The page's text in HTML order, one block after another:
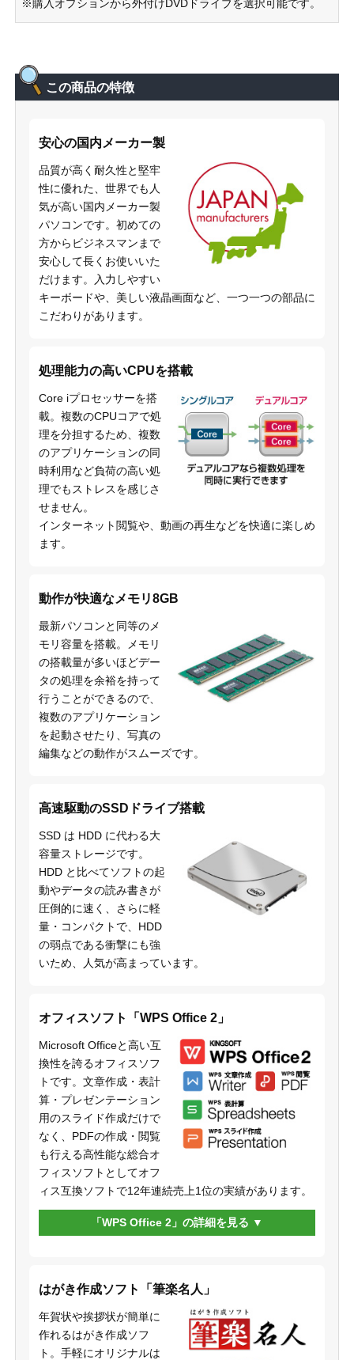
※購入オプションから外付けDVDドライブを選択可能です。
この商品の特徴
安心の国内メーカー製
品質が高く耐久性と堅牢
性に優れた、世界でも人
気が高い国内メーカー製
パソコンです。初めての
方からビジネスマンまで
安心して長くお使いいた
だけます。入力しやすい
キーボードや、美しい液晶画面など、一つ一つの部品に
こだわりがあります。
処理能力の高いCPUを搭載
Core iプロセッサーを搭
載。複数のCPUコアで処
理を分担するため、複数
のアプリケーションの同
時利用など負荷の高い処
理でもストレスを感じさ
せません。
インターネット閲覧や、動画の再生などを快適に楽しめ
ます。
動作が快適なメモリ8GB
最新パソコンと同等のメ
モリ容量を搭載。メモリ
の搭載量が多いほどデー
タの処理を余裕を持って
行うことができるので、
複数のアプリケーション
を起動させたり、写真の
編集などの動作がスムーズです。
高速駆動のSSDドライブ搭載
SSD は HDD に代わる大
容量ストレージです。
HDD と比べてソフトの起
動やデータの読み書きが
圧倒的に速く、さらに軽
量・コンパクトで、HDD
の弱点である衝撃にも強
いため、人気が高まっています。
オフィスソフト「WPS Office 2」
Microsoft Officeと高い互
換性を誇るオフィスソフ
トです。文章作成・表計
算・プレゼンテーション
用のスライド作成だけで
なく、PDFの作成・閲覧
も行える高性能な総合オ
フィスソフトとしてオフ
ィス互換ソフトで12年連続売上1位の実績があります。
「WPS Office 2」の詳細を見る
はがき作成ソフト「筆楽名人」
年賀状や挨拶状が簡単に
作れるはがき作成ソフ
ト。手軽にオリジナルは